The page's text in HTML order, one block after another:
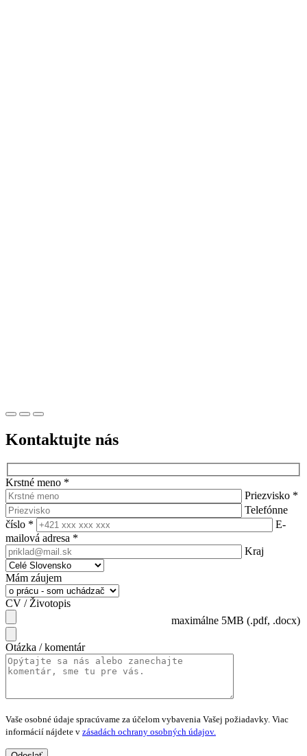
Kontaktujte nás
Krstné meno *
Priezvisko *
Telefónne
číslo *
E-
mailová adresa *
Kraj
Mám záujem
CV / Životopis
maximálne 5MB (.pdf, .docx)
Otázka / komentár
Vaše osobné údaje spracúvame za účelom vybavenia Vašej požiadavky. Viac
informácií nájdete v zásadách ochrany osobných údajov.